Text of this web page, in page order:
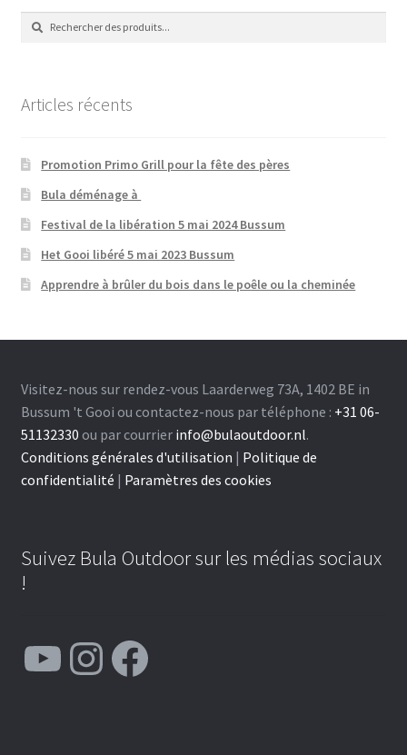
Recherche
Recherche
Articles récents
Promotion Primo Grill pour la fête des pères
Bula déménage à
Festival de la libération 5 mai 2024 Bussum
Het Gooi libéré 5 mai 2023 Bussum
Apprendre à brûler du bois dans le poêle ou la cheminée
Visitez-nous sur rendez-vous Laarderweg 73A, 1402 BE in
Bussum 't Gooi ou contactez-nous par téléphone : +31 06-
51132330 ou par courrier info@bulaoutdoor.nl.
Conditions générales d'utilisation | Politique de
confidentialité | Paramètres des cookies
Suivez Bula Outdoor sur les médias sociaux
!
YouTube Instagram Facebook